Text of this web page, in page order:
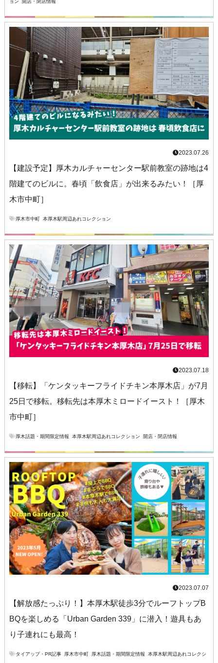
ョン 開店・閉店情報
2023.07.26
【建設予定】厚木カルチャーセンター駅前教室の跡地は4
階建てのビルに。春頃「飲食店」が出来るみたい！［厚
木市中町］
厚木市中町, 本厚木駅周辺あれコレクション
2023.07.18
【移転】「ケンタッキーフライドチキン本厚木店」が7月
25日で移転。移転先は本厚木ミロードイースト！［厚木
市中町］
厚木話題・期間限定情報 本厚木駅周辺あれコレクション 開店・閉店情報
2023.07.07
【解放感たっぷり！】本厚木駅徒歩3分でルーフトップB
BQを楽しめる「Urban Garden 339」に潜入！遊具もあ
り子連れにも最高！
タイアップ・PR記事, 厚木市中町, 厚木話題・期間限定情報 本厚木駅周辺あれコレクシ